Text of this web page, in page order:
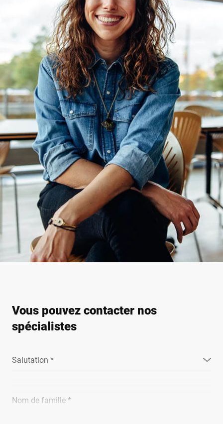
Vous pouvez contacter nos
spécialistes
Salutation *
Nom de famille *